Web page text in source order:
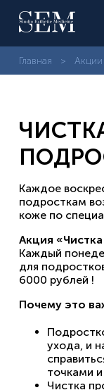
Главная Акции
Каждое
подросткам
коже по
Акция
Каждый
для
6000 рублей !
Почему это
ухода, и
точками
Чистка